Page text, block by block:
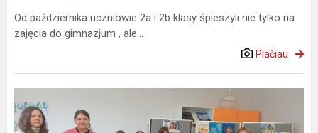
Od października uczniowie 2a i 2b klasy śpieszyli nie tylko na
zajęcia do gimnazjum , ale...
Plačiau
legendy
polskie”